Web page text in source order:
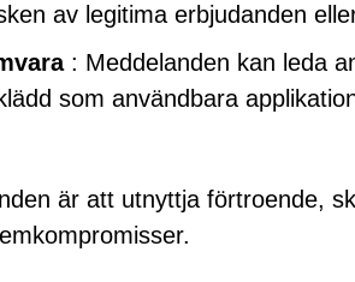
av legitima erbjudanden
: Meddelanden kan leda
som användbara
är att utnyttja förtroende,